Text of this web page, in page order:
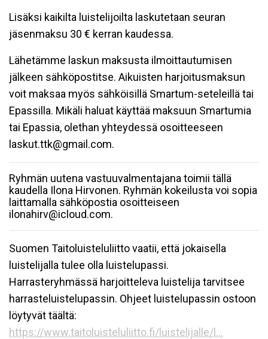
Lisäksi kaikilta luistelijoilta laskutetaan seuran
jäsenmaksu 30 € kerran kaudessa.
Lähetämme laskun maksusta ilmoittautumisen
jälkeen sähköpostitse. Aikuisten harjoitusmaksun
voit maksaa myös sähköisillä Smartum-seteleillä tai
Epassilla. Mikäli haluat käyttää maksuun Smartumia
tai Epassia, olethan yhteydessä osoitteeseen
laskut.ttk@gmail.com.
Ryhmän uutena vastuuvalmentajana toimii tällä
kaudella Ilona Hirvonen. Ryhmän kokeilusta voi sopia
laittamalla sähköpostia osoitteiseen
ilonahirv@icloud.com.
Suomen Taitoluisteluliitto vaatii, että jokaisella
luistelijalla tulee olla luistelupassi.
Harrasteryhmässä harjoitteleva luistelija tarvitsee
harrasteluistelupassin. Ohjeet luistelupassin ostoon
löytyvät täältä:
https://www.taitoluisteluliitto.fi/luistelijalle/l...